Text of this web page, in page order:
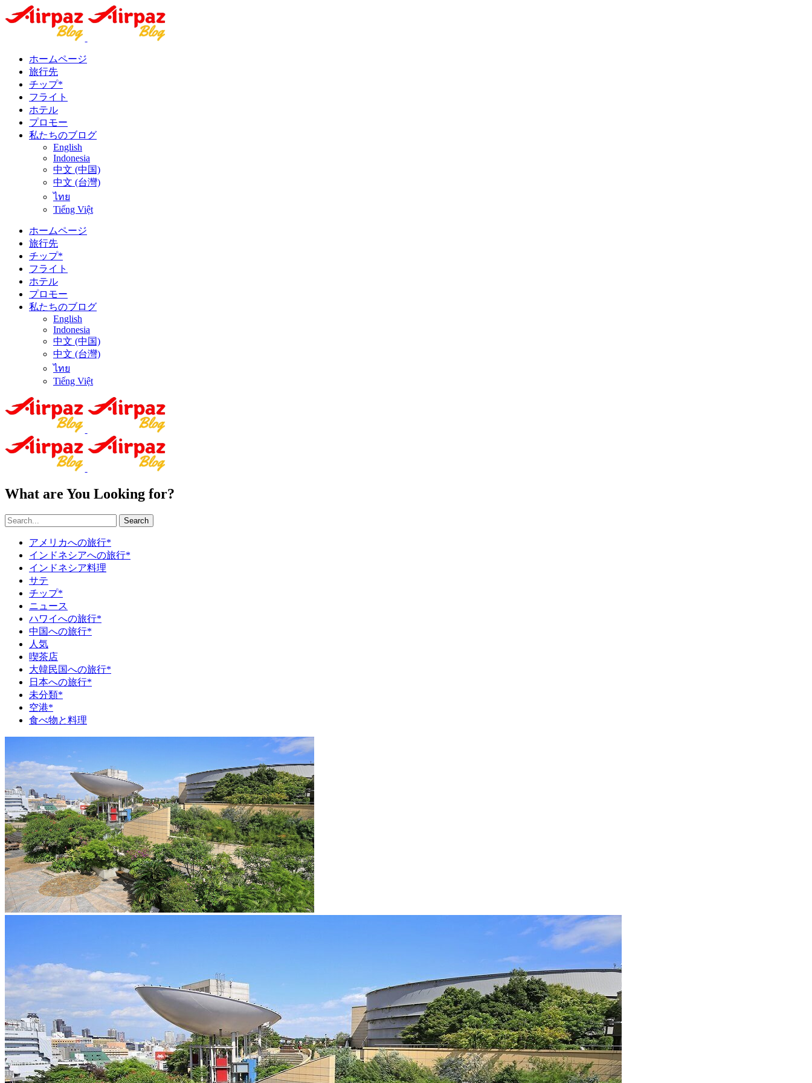
ホームページ
旅行先
チップ*
フライト
ホテル
プロモー
私たちのブログ
English
Indonesia
中文 (中国)
中文 (台灣)
ไทย
Tiếng Việt
ホームページ
旅行先
チップ*
フライト
ホテル
プロモー
私たちのブログ
English
Indonesia
中文 (中国)
中文 (台灣)
ไทย
Tiếng Việt
What are You Looking for?
Search
アメリカへの旅行*
インドネシアへの旅行*
インドネシア料理
サテ
チップ*
ニュース
ハワイへの旅行*
中国への旅行*
人気
喫茶店
大韓民国への旅行*
日本への旅行*
未分類*
空港*
食べ物と料理